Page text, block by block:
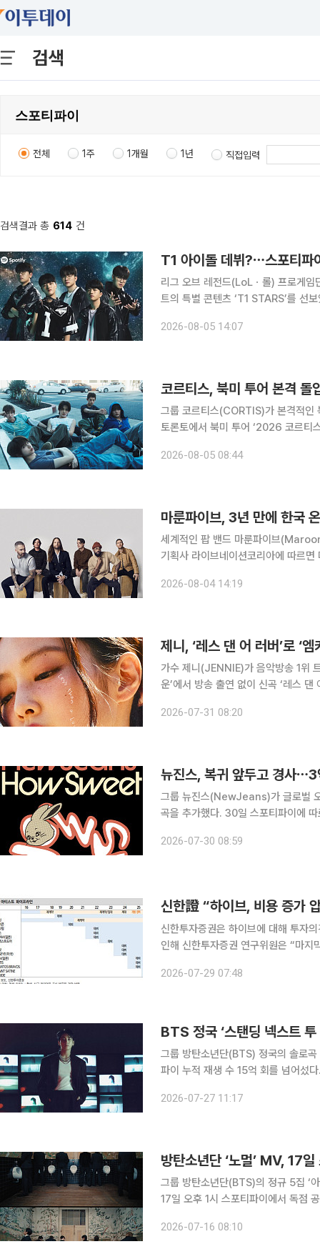
검색
전체 1주 1개월 1년 직접입력
검색결과 총 614 건
T1 아이돌 데뷔?⋯스포티
리그 오브 레전드(LoLㆍ롤) 프로게임
트의 특별 콘텐츠 ‘T1 STARS’를 선보였다. 5일 스포티파이 코리아는 공식 유튜브 채
두고 T1 선수들이 가상의 K팝 아이돌
2026-08-05 14:07
코르티스, 북미 투어 본격
그룹 코르티스(CORTIS)가 본격적인 북미 투어에 나선다. 코
토론토에서 북미 투어 ‘2026 코르
첫 투어를 북미로 본격 확장하는 무대
2026-08-05 08:44
마룬파이브, 3년 만에 한국
세계적인 팝 밴드 마룬파이브(Maroon
기획사 라이브네이션코리아에 따르
됐다. 마룬파이브의 국내 공연은
2026-08-04 14:19
제니, ‘레스 댄 어 러버’로 ‘
가수 제니(JENNIE)가 음악방송 1위 트로피를 들어올렸다. 제
운’에서 방송 출연 없이 신곡 ‘레스
대한민국’ 차트 1위를
2026-07-31 08:20
뉴진스, 복귀 앞두고 경사⋯3
그룹 뉴진스(NewJeans)가 글로벌
곡을 추가했다. 30일 스포티파이에 따르면 뉴진스의 더블 싱글 ‘하우 스위트(How Sweet)’와 동
거듭났다. 2024년 5월 24일 공개
2026-07-30 08:59
신한證 “하이브, 비용 증가
신한투자증권은 하이브에 대해 투자
인해 신한투자증권 연구위원은 “마지
했다. 하이브의 28일 종가는 18만
2026-07-29 07:48
BTS 정국 ‘스탠딩 넥스트
그룹 방탄소년단(BTS) 정국의 솔로
파이 누적 재생 수 15억 회를 넘어섰다. 빅히트 뮤직은 27일 정국의 첫 솔로 앨범 ‘GOLDEN’
다고 밝혔다. 정국의 솔로곡이 스포티
2026-07-27 11:17
방탄소년단 ‘노멀’ MV, 17
그룹 방탄소년단(BTS)의 정규 5집 ‘
17일 오후 1시 스포티파이에서 독점
뮤직비디오 티저를 깜짝 게재해 눈길
2026-07-16 08:10